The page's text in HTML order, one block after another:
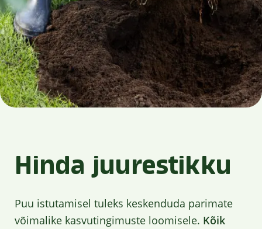
Hinda juurestikku
Puu istutamisel tuleks keskenduda parimate
võimalike kasvutingimuste loomisele. Kõik